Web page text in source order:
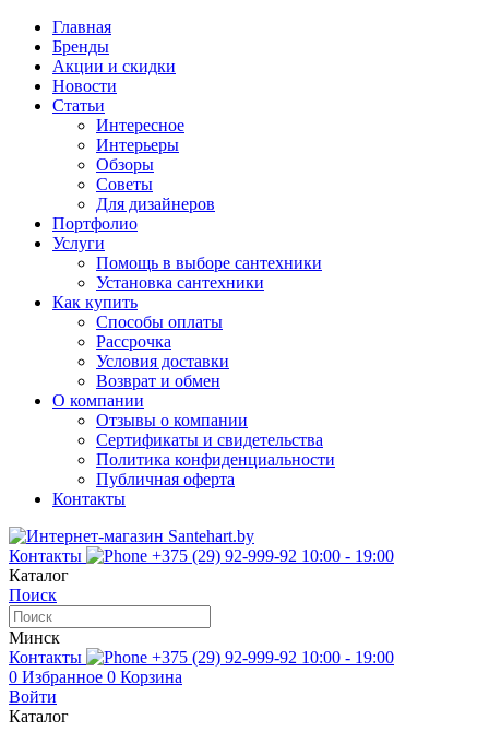
Главная
Бренды
Акции и скидки
Новости
Статьи
Интересное
Интерьеры
Обзоры
Советы
Для дизайнеров
Портфолио
Услуги
Помощь в выборе сантехники
Установка сантехники
Как купить
Способы оплаты
Рассрочка
Условия доставки
Возврат и обмен
О компании
Отзывы о компании
Сертификаты и свидетельства
Политика конфиденциальности
Публичная оферта
Контакты
Контакты +375 (29) 92-999-92 10:00 - 19:00
Каталог
Поиск
Минск
Контакты
+375 (29) 92-999-92 10:00 - 19:00
0 Избранное 0 Корзина
Войти
Каталог